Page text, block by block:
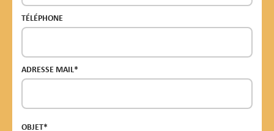
TÉLÉPHONE
ADRESSE MAIL*
OBJET*